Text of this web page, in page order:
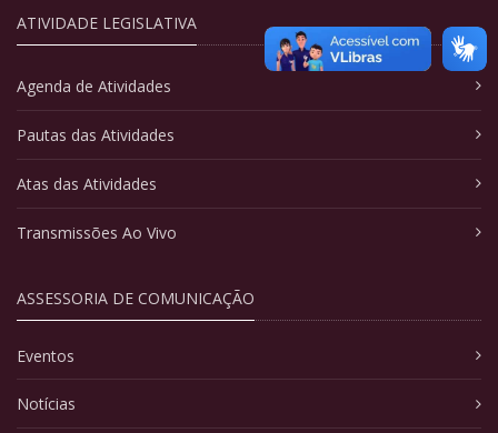
ATIVIDADE LEGISLATIVA
Agenda de Atividades
Pautas das Atividades
Atas das Atividades
Transmissões Ao Vivo
ASSESSORIA DE COMUNICAÇÃO
Eventos
Notícias